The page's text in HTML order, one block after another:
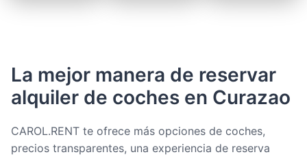
La mejor manera de reservar
alquiler de coches en Curazao
CAROL.RENT te ofrece más opciones de coches,
precios transparentes, una experiencia de reserva